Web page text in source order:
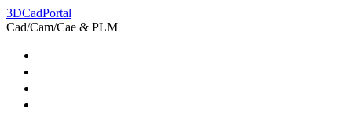
3DCadPortal
Cad/Cam/Cae & PLM